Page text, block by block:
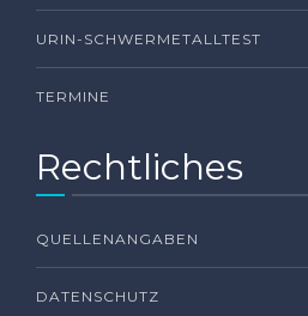
URIN-SCHWERMETALLTEST
TERMINE
Rechtliches
QUELLENANGABEN
DATENSCHUTZ